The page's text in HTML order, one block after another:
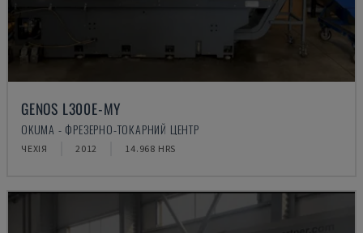
GENOS L300E-MY
OKUMA - ФРЕЗЕРНО-ТОКАРНИЙ ЦЕНТР
ЧЕХІЯ 2012 14.968 HRS